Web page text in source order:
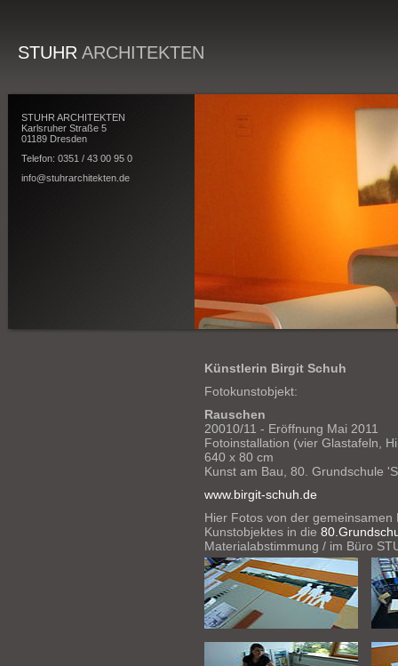
STUHR ARCHITEKTEN
STUHR ARCHITEKTEN
Karlsruher Straße 5
01189 Dresden
Telefon: 0351 / 43 00 95 0
info@stuhrarchitekten.de
Künstlerin Birgit Schuh
Fotokunstobjekt:
Rauschen
20010/11 - Eröffnung Mai 2011
Fotoinstallation (vier Glastafeln,
640 x 80 cm
Kunst am Bau, 80. Grundschule
www.birgit-schuh.de
Hier Fotos von der
Kunstobjektes in die
Materialabstimmung / im Büro